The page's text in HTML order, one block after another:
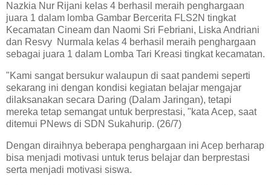
Nazkia Nur Rijani kelas 4 berhasil meraih penghargaan
juara 1 dalam lomba Gambar Bercerita FLS2N tingkat
Kecamatan Cineam dan Naomi Sri Febriani, Liska Andriani
dan Resvy Nurmala kelas 4 berhasil meraih penghargaan
sebagai juara 1 dalam Lomba Tari Kreasi tingkat kecamatan.
"Kami sangat bersukur walaupun di saat pandemi seperti
sekarang ini dengan kondisi kegiatan belajar mengajar
dilaksanakan secara Daring (Dalam Jaringan), tetapi
mereka tetap semangat untuk berprestasi, "kata Acep, saat
ditemui PNews di SDN Sukahurip. (26/7)
Dengan diraihnya beberapa penghargaan ini Acep berharap
bisa menjadi motivasi untuk terus belajar dan berprestasi
serta menjadi motivasi siswa.